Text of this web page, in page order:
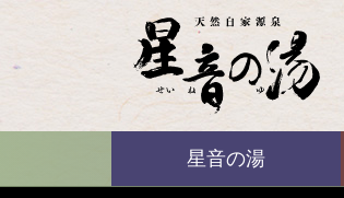
ばいえる
星音の湯